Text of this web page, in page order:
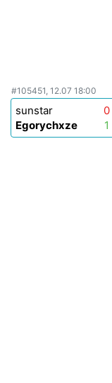
#105451, 12.07 18:00
sunstar
0
Egorychxze
1